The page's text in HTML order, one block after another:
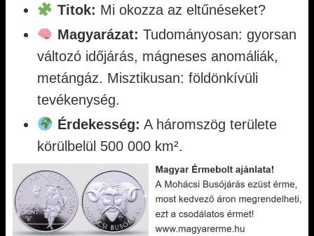
Titok: Mi okozza az eltűnéseket?
Magyarázat: Tudományosan: gyorsan
változó időjárás, mágneses anomáliák,
metángáz. Misztikusan: földönkívüli
tevékenység.
Érdekesség: A háromszög területe
körülbelül 500 000 km².